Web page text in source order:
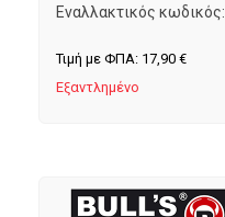
Εναλλακτικός κωδικός:
Τιμή με ΦΠΑ: 17,90 €
Εξαντλημένο